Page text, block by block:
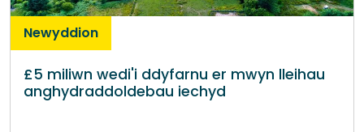
Newyddion
£5 miliwn wedi'i ddyfarnu er mwyn lleihau
anghydraddoldebau iechyd